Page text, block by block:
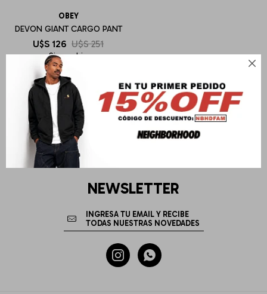

OBEY
DEVON GIANT CARGO PANT
U$S 126 U$S 251
Sin cambio
NEWSLETTER
 